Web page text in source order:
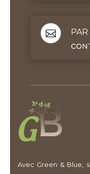
 PAR
Avec Green & Blue,